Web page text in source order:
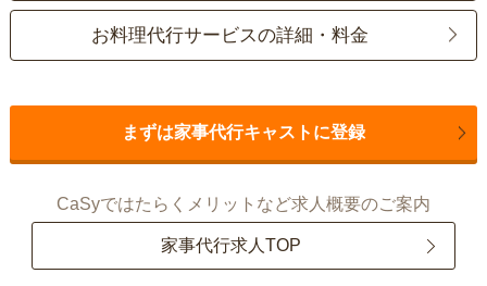
お料理代行サービスの詳細・料金
まずは家事代行キャストに登録
CaSyではたらくメリットなど求人概要のご案内
家事代行求人TOP